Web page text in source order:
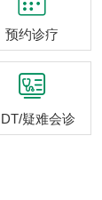
预约诊疗

疑难会诊